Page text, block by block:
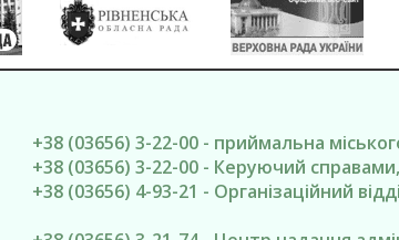
+38 (03656) 3-22-00 - приймальна
+38 (03656) 3-22-00 - Керуючий
+38 (03656) 4-93-21 - Організаційний